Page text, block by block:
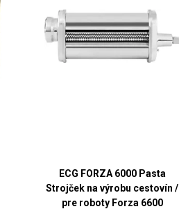
ECG FORZA 6000 Pasta
Strojček na výrobu cestovín /
pre roboty Forza 6600